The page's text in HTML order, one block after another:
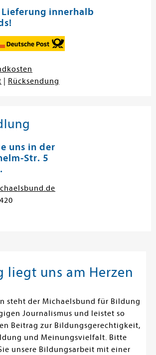
innerhalb
Rücksendung
uns in der
Str. 5
liegt uns am Herzen
steht der Michaelsbund für Bildung
Journalismus und leistet so
Beitrag zur Bildungsgerechtigkeit,
und Meinungsvielfalt. Bitte
unsere Bildungsarbeit mit einer